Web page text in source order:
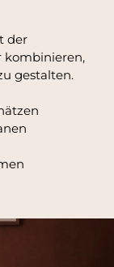
der
kombinieren,
gestalten.